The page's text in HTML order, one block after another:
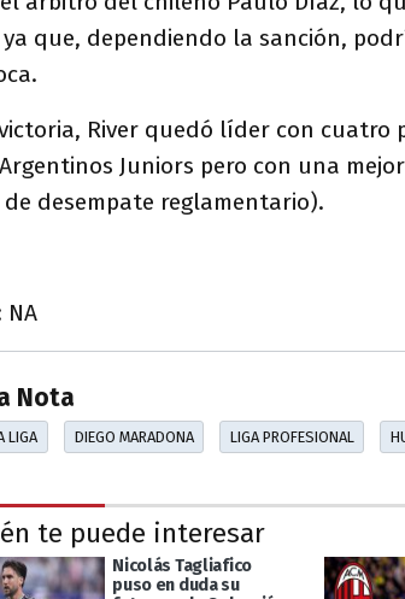
ya que, dependiendo la sanción,
River quedó líder con cuatro
Juniors pero con una
desempate reglamentario).
NA
Nota
LIGA DIEGO MARADONA LIGA PROFESIONAL
te puede interesar
Nicolás Tagliafico
puso en duda su